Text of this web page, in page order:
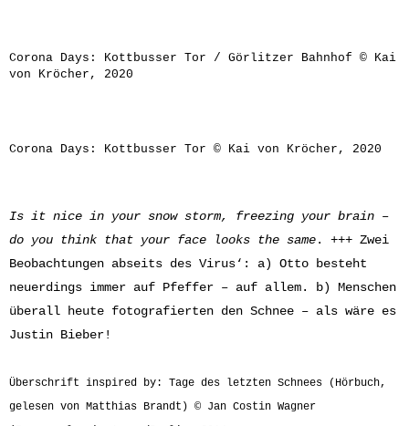
Corona Days: Kottbusser Tor / Görlitzer Bahnhof © Kai
von Kröcher, 2020
Corona Days: Kottbusser Tor © Kai von Kröcher, 2020
Is it nice in your snow storm, freezing your brain –
do you think that your face looks the same. +++ Zwei
Beobachtungen abseits des Virus‘: a) Otto besteht
neuerdings immer auf Pfeffer – auf allem. b) Menschen
überall heute fotografierten den Schnee – als wäre es
Justin Bieber!
Überschrift inspired by: Tage des letzten Schnees (Hörbuch,
gelesen von Matthias Brandt) © Jan Costin Wagner